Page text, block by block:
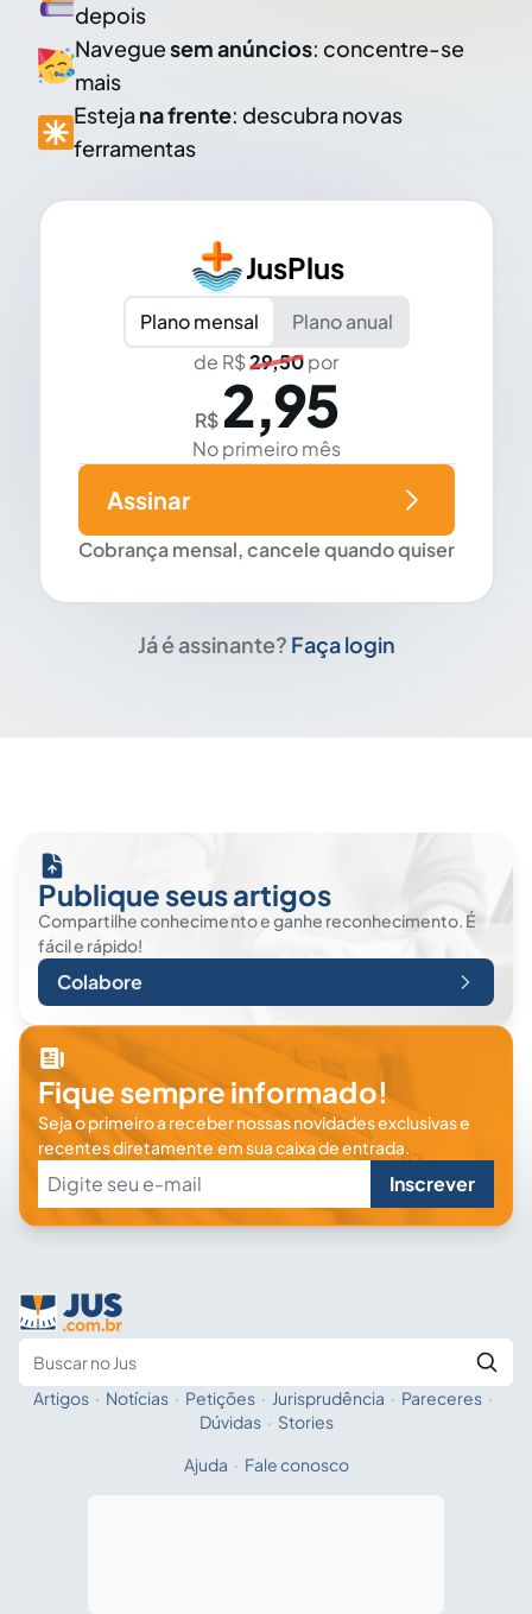
depois
Naveguesem anúncios: concentre-se
mais
Esteja na frente: descubra novas
ferramentas
JusPlus
Plano mensal
Plano anual
de R$29,50por
R$ 2,95
No primeiro mês
Cobrança mensal, cancele quando quiser
Assinar
Já é assinante? Faça login
Publique seus artigos
Compartilhe conhecimento e ganhe reconhecimento. É
fácil e rápido!
Colabore
Fique sempre informado!
Seja o primeiro a receber nossas novidades exclusivas e
recentes diretamente em sua caixa de entrada.
Inscrever
Fale com a IA
Artigos · Notícias · Petições · Jurisprudência · Pareceres ·
Dúvidas · Stories
Ajuda · Fale conosco